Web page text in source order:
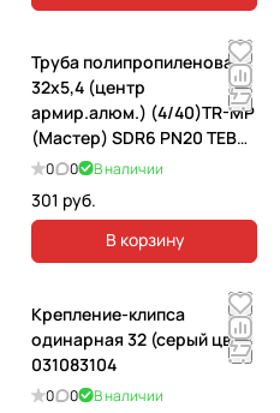
Труба полипропиленовая
32х5,4 (центр
армир.алюм.) (4/40)TR-MP
(Мастер) SDR6 PN20 TEBO.
030010704
0 0 В наличии
301 руб.
В корзину
Крепление-клипса
одинарная 32 (серый цв).
031083104
0 0 В наличии